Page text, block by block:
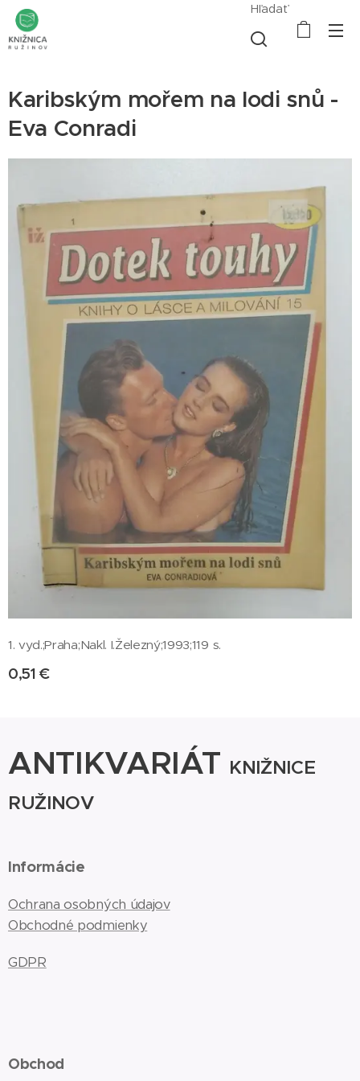
Hľadať
Karibským mořem na lodi snů -
Eva Conradi
1. vyd.;Praha;Nakl. I.Železný;1993;119 s.
0,51 €
ANTIKVARIÁT KNIŽNICE
RUŽINOV
Informácie
Ochrana osobných údajov
Obchodné podmienky
GDPR
Obchod